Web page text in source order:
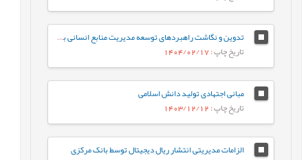
تدوین و نگاشت راهبردهای توسعه مدیریت منابع انسانی بر اساس فناوری هوش مصنوعی در سازمان امور مالیاتی کشور
تاریخ چاپ: 1404/02/17
مبانی اجتهادی تولید دانش اسلامی
تاریخ چاپ: 1403/12/12
الزامات مدیریتی انتشار ریال دیجیتال توسط بانک مرکزی